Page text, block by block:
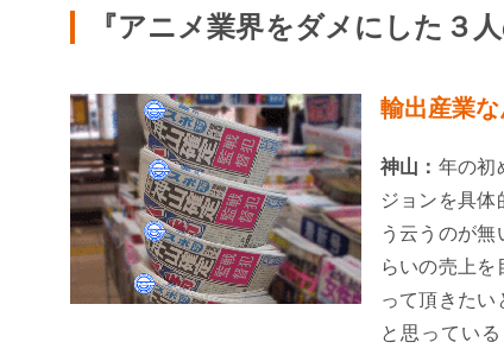
『アニメ業界をダメにした３
輸出産業
神山： 年の初
ジョンを具
う云うのが
らいの売上
って頂きた
と思ってい